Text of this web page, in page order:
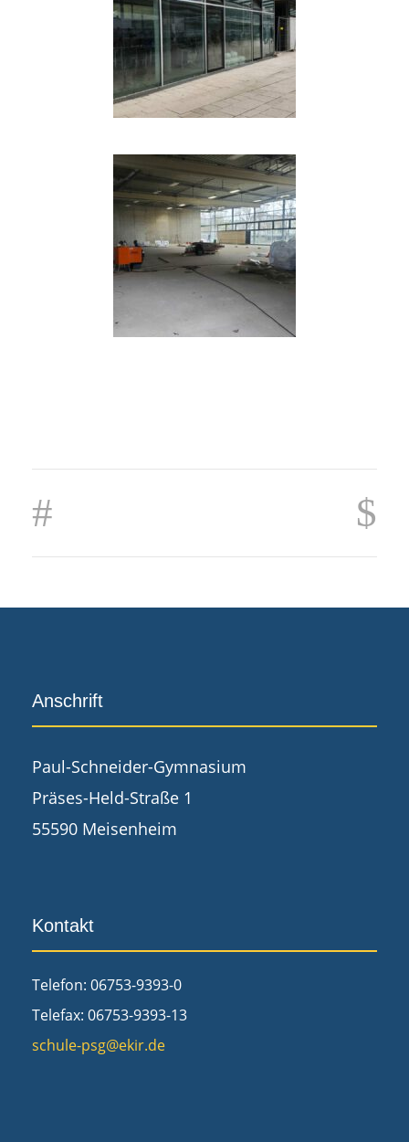
Anschrift
Paul-Schneider-Gymnasium
Präses-Held-Straße 1
55590 Meisenheim
Kontakt
Telefon: 06753-9393-0
Telefax: 06753-9393-13
schule-psg@ekir.de